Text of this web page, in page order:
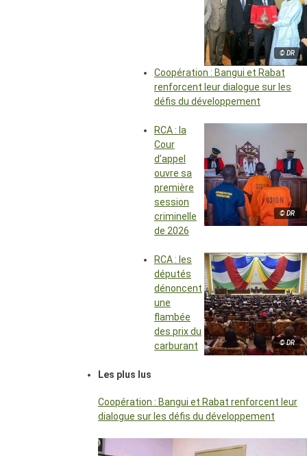
© DR
Coopération : Bangui et Rabat
renforcent leur dialogue sur les
défis du développement
© DR
RCA : la
Cour
d’appel
ouvre sa
première
session
criminelle
de 2026
© DR
RCA : les
députés
dénoncent
une
flambée
des prix du
carburant
Les plus lus
Coopération : Bangui et Rabat renforcent leur
dialogue sur les défis du développement